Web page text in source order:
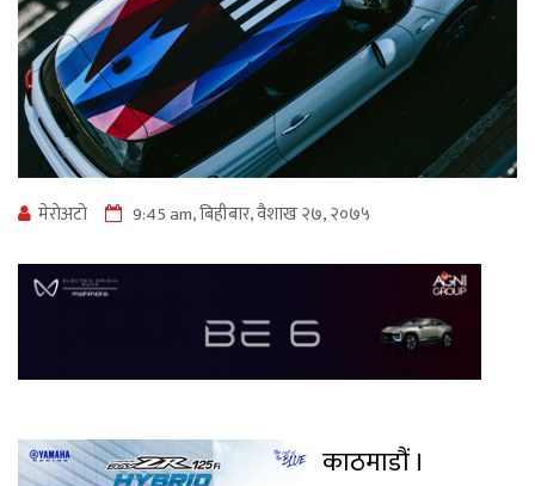
मेराेअटाे 9:45 am, बिहीबार, वैशाख २७, २०७५
काठमाडौं ।